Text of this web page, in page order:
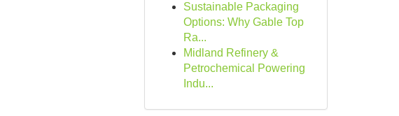
Sustainable Packaging
Options: Why Gable Top
Ra...
Midland Refinery &
Petrochemical Powering
Indu...